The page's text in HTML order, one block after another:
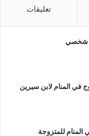
تعليقات
شخصي
في المنام لابن سيرين
للمتزوجة